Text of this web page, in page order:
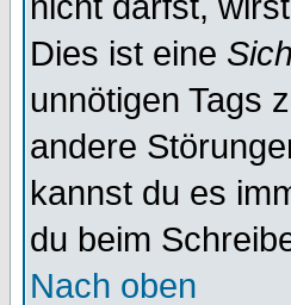
Dies ist eine
unnötigen Tags
andere
kannst du es
du beim
Nach oben